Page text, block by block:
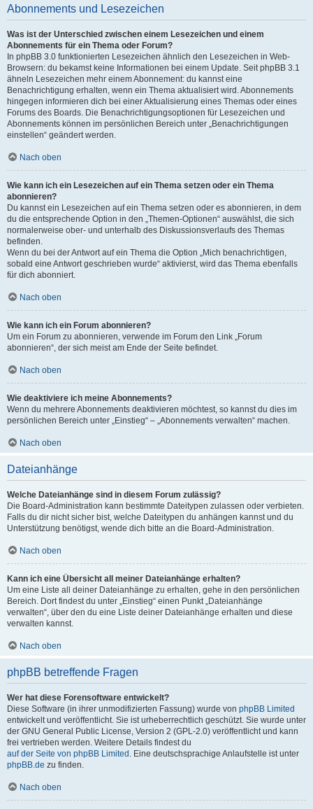
Abonnements und Lesezeichen
Was ist der Unterschied zwischen einem Lesezeichen und einem
Abonnements für ein Thema oder Forum?
In phpBB 3.0 funktionierten Lesezeichen ähnlich den Lesezeichen in Web-
Browsern: du bekamst keine Informationen bei einem Update. Seit phpBB 3.1
ähneln Lesezeichen mehr einem Abonnement: du kannst eine
Benachrichtigung erhalten, wenn ein Thema aktualisiert wird. Abonnements
hingegen informieren dich bei einer Aktualisierung eines Themas oder eines
Forums des Boards. Die Benachrichtigungsoptionen für Lesezeichen und
Abonnements können im persönlichen Bereich unter „Benachrichtigungen
einstellen“ geändert werden.
Nach oben
Wie kann ich ein Lesezeichen auf ein Thema setzen oder ein Thema
abonnieren?
Du kannst ein Lesezeichen auf ein Thema setzen oder es abonnieren, in dem
du die entsprechende Option in den „Themen-Optionen“ auswählst, die sich
normalerweise ober- und unterhalb des Diskussionsverlaufs des Themas
befinden.
Wenn du bei der Antwort auf ein Thema die Option „Mich benachrichtigen,
sobald eine Antwort geschrieben wurde“ aktivierst, wird das Thema ebenfalls
für dich abonniert.
Nach oben
Wie kann ich ein Forum abonnieren?
Um ein Forum zu abonnieren, verwende im Forum den Link „Forum
abonnieren“, der sich meist am Ende der Seite befindet.
Nach oben
Wie deaktiviere ich meine Abonnements?
Wenn du mehrere Abonnements deaktivieren möchtest, so kannst du dies im
persönlichen Bereich unter „Einstieg“ – „Abonnements verwalten“ machen.
Nach oben
Dateianhänge
Welche Dateianhänge sind in diesem Forum zulässig?
Die Board-Administration kann bestimmte Dateitypen zulassen oder verbieten.
Falls du dir nicht sicher bist, welche Dateitypen du anhängen kannst und du
Unterstützung benötigst, wende dich bitte an die Board-Administration.
Nach oben
Kann ich eine Übersicht all meiner Dateianhänge erhalten?
Um eine Liste all deiner Dateianhänge zu erhalten, gehe in den persönlichen
Bereich. Dort findest du unter „Einstieg“ einen Punkt „Dateianhänge
verwalten“, über den du eine Liste deiner Dateianhänge erhalten und diese
verwalten kannst.
Nach oben
phpBB betreffende Fragen
Wer hat diese Forensoftware entwickelt?
Diese Software (in ihrer unmodifizierten Fassung) wurde von phpBB Limited
entwickelt und veröffentlicht. Sie ist urheberrechtlich geschützt. Sie wurde unter
der GNU General Public License, Version 2 (GPL-2.0) veröffentlicht und kann
frei vertrieben werden. Weitere Details findest du
auf der Seite von phpBB Limited . Eine deutschsprachige Anlaufstelle ist unter
phpBB.de zu finden.
Nach oben